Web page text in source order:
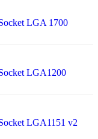
LGA 1700
LGA1200
LGA1151 v2